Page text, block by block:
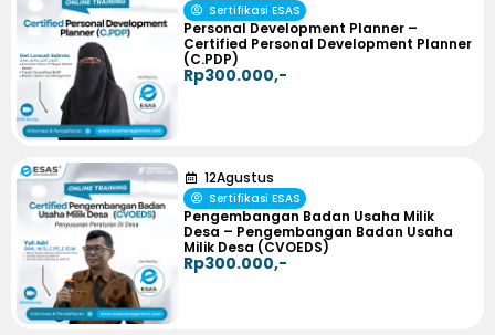
Sertifikasi ESAS
Personal Development Planner –
Certified Personal Development Planner
(C.PDP)
Rp300.000,-
12Agustus
Sertifikasi ESAS
Pengembangan Badan Usaha Milik
Desa – Pengembangan Badan Usaha
Milik Desa (CVOEDS)
Rp300.000,-